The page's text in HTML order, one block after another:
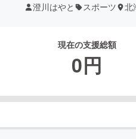
澄川はやと スポーツ 北
現在の支援総額
0円